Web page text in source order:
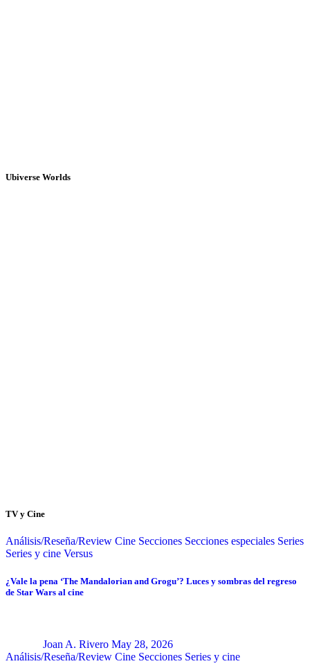
Ubiverse Worlds
TV y Cine
Análisis/Reseña/Review Cine Secciones Secciones especiales Series
Series y cine Versus
¿Vale la pena ‘The Mandalorian and Grogu’? Luces y sombras del regreso
de Star Wars al cine
Joan A. Rivero May 28, 2026
Análisis/Reseña/Review Cine Secciones Series y cine